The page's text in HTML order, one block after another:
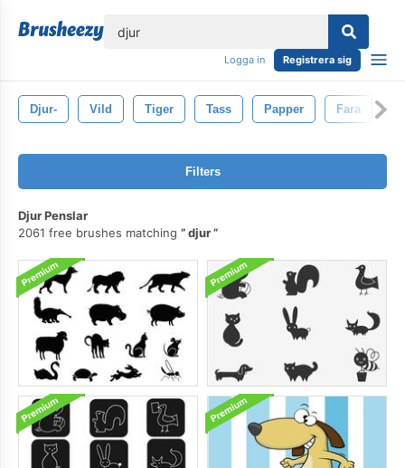
Logga in Registrera sig
Djur- Vild Tiger Tass Papper Fara
Filters
Djur Penslar
2061 free brushes matching
djur